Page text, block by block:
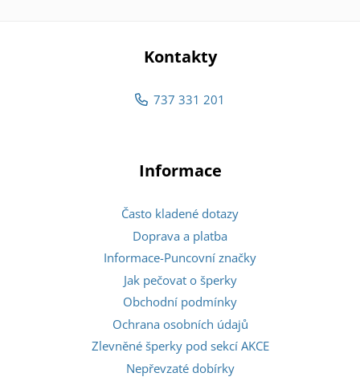
Kontakty
737 331 201
Informace
Často kladené dotazy
Doprava a platba
Informace-Puncovní značky
Jak pečovat o šperky
Obchodní podmínky
Ochrana osobních údajů
Zlevněné šperky pod sekcí AKCE
Nepřevzaté dobírky